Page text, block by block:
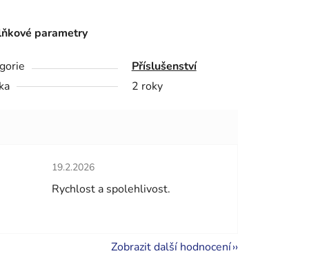
parametry
Příslušenství
2 roky
Hodnocení obchodu je 5 z 5 hvězdiček.
19.2.2026
Rychlost a spolehlivost.
Zobrazit další hodnocení